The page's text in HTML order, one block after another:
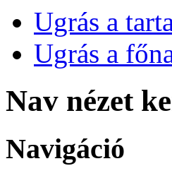
Ugrás a
Ugrás a
Nav nézet
Navigáció